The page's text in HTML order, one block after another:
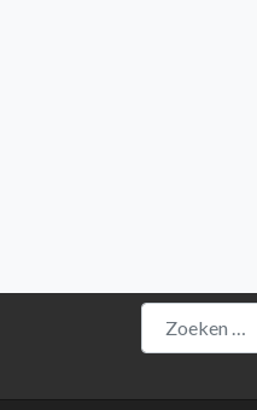
Zoeken naar: